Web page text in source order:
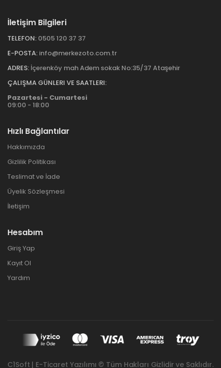
İletişim Bilgileri
TELEFON: 0505 120 37 37
E-POSTA: info@merkezoto.com.tr
ADRES: İçerenköy mah Adem sokak No:35/37 Ataşehir
ÇALIŞMA GÜNLERI VE SAATLERI:
Pazartesi - Cumartesi
09:00 - 18:00
Hızlı Bağlantılar
Hakkımızda
Gizlilik Politikası
Teslimat ve İade
Üyelik Sözleşmesi
İletişim
Hesabım
Giriş Yap
Kayıt Ol
Yardım
C1Soft | E-Ticaret Yazılımı © Tüm Hakları Gizlidir ve Saklıdır.